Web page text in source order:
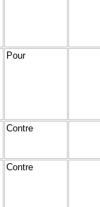
Pour
Contre
Contre